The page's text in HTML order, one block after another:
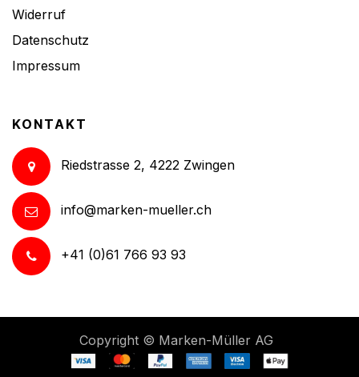
Widerruf
Datenschutz
Impressum
KONTAKT
Riedstrasse 2, 4222 Zwingen
info@marken-mueller.ch
+41 (0)61 766 93 93
Copyright © Marken-Müller AG